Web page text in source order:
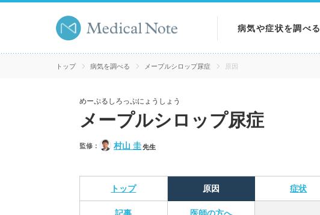
病気や症状を調べる
病気を調べる
検査を調べる
トップ 病気を調べる メープルシロップ尿症 原因
めーぷるしろっぷにょうしょう
メープルシロップ尿症
監修： 村山 圭先生
トップ 原因 症状